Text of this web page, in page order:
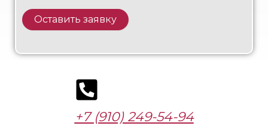
+7 (910) 249-54-94